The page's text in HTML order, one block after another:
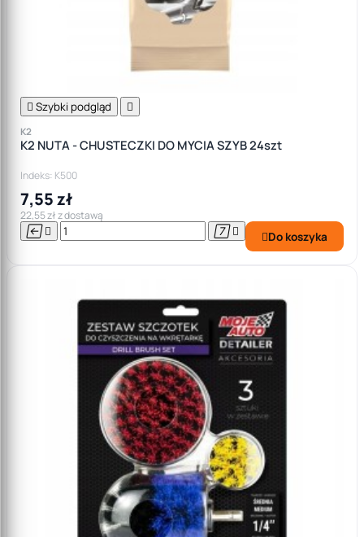
 Szybki podgląd 
K2
K2 NUTA - CHUSTECZKI DO MYCIA SZYB 24szt
Indeks: K500
7,55 zł
22,55 zł z dostawą
    Do koszyka